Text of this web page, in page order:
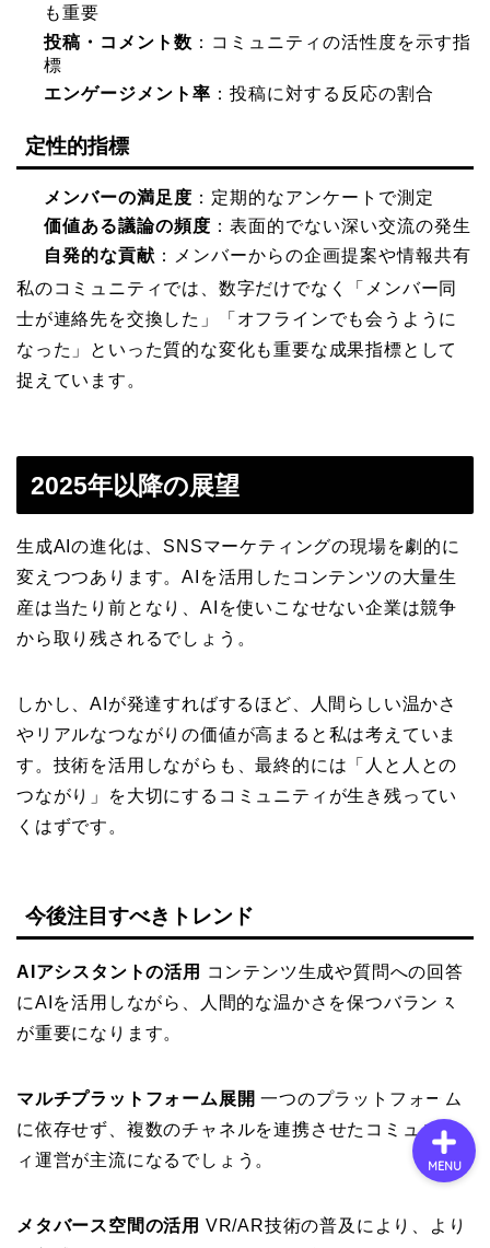
も重要
投稿・コメント数 ：コミュニティの活性度を示す指
標
エンゲージメント率 ：投稿に対する反応の割合
定性的指標
メンバーの満足度 ：定期的なアンケートで測定
価値ある議論の頻度 ：表面的でない深い交流の発生
自発的な貢献 ：メンバーからの企画提案や情報共有
私のコミュニティでは、数字だけでなく「メンバー同
士が連絡先を交換した」「オフラインでも会うように
なった」といった質的な変化も重要な成果指標として
捉えています。
2025年以降の展望
生成AIの進化は、SNSマーケティングの現場を劇的に
変えつつあります。AIを活用したコンテンツの大量生
産は当たり前となり、AIを使いこなせない企業は競争
から取り残されるでしょう。
しかし、AIが発達すればするほど、人間らしい温かさ
やリアルなつながりの価値が高まると私は考えていま
す。技術を活用しながらも、最終的には「人と人との
つながり」を大切にするコミュニティが生き残ってい
くはずです。
今後注目すべきトレンド
AIアシスタントの活用
コンテンツ生成や質問への回答
にAIを活用しながら、人間的な温かさを保つバランス
が重要になります。
マルチプラットフォーム展開 一つのプラットフォーム
に依存せず、複数のチャネルを連携させたコミュニテ
ィ運営が主流になるでしょう。
メタバース空間の活用 VR/AR技術の普及により、より
MENU
採用情報